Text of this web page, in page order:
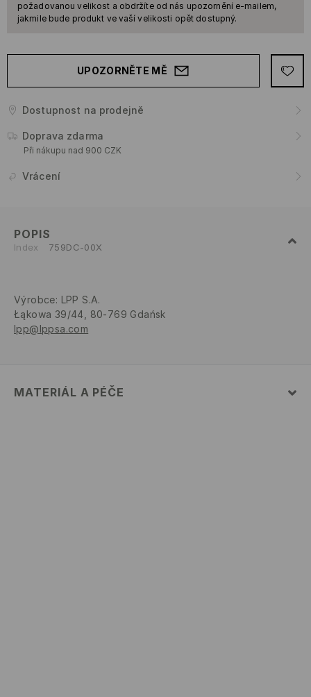
požadovanou velikost a obdržíte od nás upozornění e-mailem,
jakmile bude produkt ve vaší velikosti opět dostupný.
UPOZORNĚTE MĚ
Dostupnost na prodejně
Doprava zdarma
Při nákupu nad 900 CZK
Vrácení
POPIS
Index 759DC-00X
Výrobce: LPP S.A.
Łąkowa 39/44, 80-769 Gdańsk
lpp@lppsa.com
MATERIÁL A PÉČE